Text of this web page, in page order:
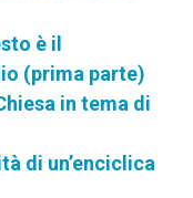
è il
(prima parte)
in tema di
di un’enciclica